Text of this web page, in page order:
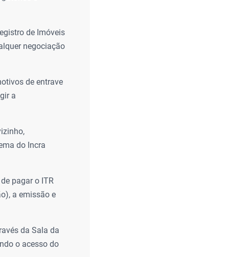
de Imóveis
negociação
de entrave
a
do Incra
pagar o ITR
a emissão e
da Sala da
o acesso do